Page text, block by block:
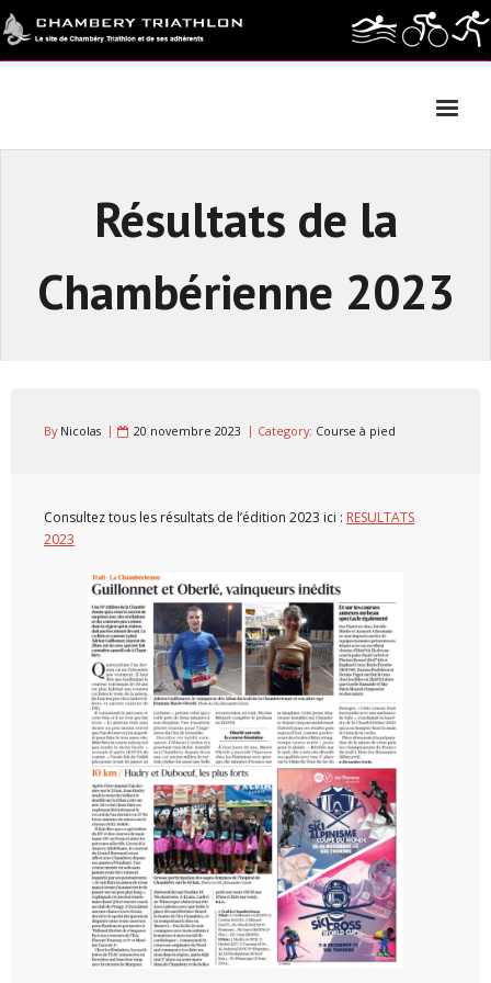
Skip
to
Résultats de la
Chambérienne 2023
By Nicolas 20 novembre 2023 Category: Course à pied
Consultez tous les résultats de l’édition 2023 ici : RESULTATS
2023